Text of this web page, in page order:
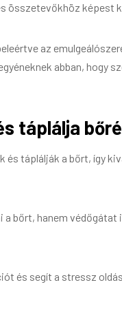
összetevőkhöz képest
az
abban, hogy
táplálja
és táplálják a bőrt, így
bőrt, hanem védőgátat
és segít a stressz